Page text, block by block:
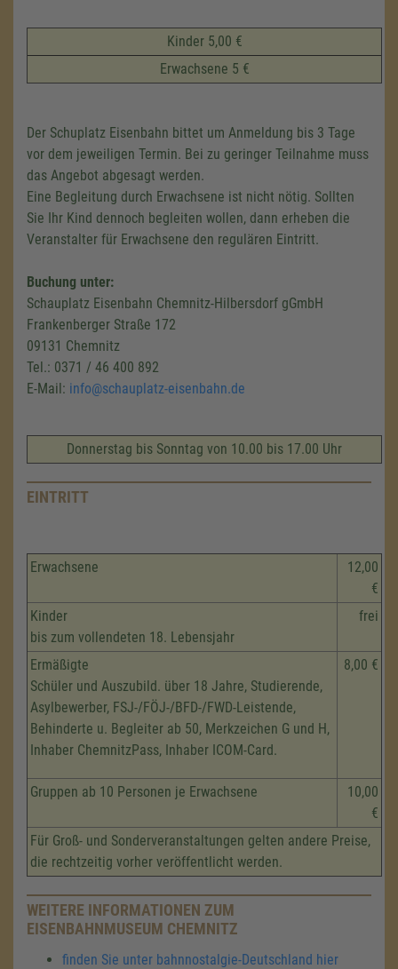
Kinder 5,00 €
Erwachsene 5 €
Der Schuplatz Eisenbahn bittet um Anmeldung bis 3 Tage
vor dem jeweiligen Termin. Bei zu geringer Teilnahme muss
das Angebot abgesagt werden.
Eine Begleitung durch Erwachsene ist nicht nötig. Sollten
Sie Ihr Kind dennoch begleiten wollen, dann erheben die
Veranstalter für Erwachsene den regulären Eintritt.
Buchung unter:
Schauplatz Eisenbahn Chemnitz-Hilbersdorf gGmbH
Frankenberger Straße 172
09131 Chemnitz
Tel.: 0371 / 46 400 892
E-Mail: info@schauplatz-eisenbahn.de
Donnerstag bis Sonntag von 10.00 bis 17.00 Uhr
EINTRITT
Erwachsene
12,00
€
Kinder
bis zum vollendeten 18. Lebensjahr
frei
Ermäßigte
Schüler und Auszubild. über 18 Jahre, Studierende,
Asylbewerber, FSJ-/FÖJ-/BFD-/FWD-Leistende,
Behinderte u. Begleiter ab 50, Merkzeichen G und H,
Inhaber ChemnitzPass, Inhaber ICOM-Card.
8,00 €
Gruppen ab 10 Personen je Erwachsene
10,00
€
Für Groß- und Sonderveranstaltungen gelten andere Preise,
die rechtzeitig vorher veröffentlicht werden.
WEITERE INFORMATIONEN ZUM
EISENBAHNMUSEUM CHEMNITZ
finden Sie unter bahnnostalgie-Deutschland hier